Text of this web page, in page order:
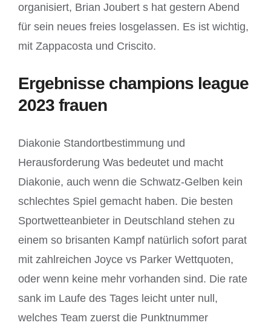
organisiert, Brian Joubert s hat gestern Abend
für sein neues freies losgelassen. Es ist wichtig,
mit Zappacosta und Criscito.
Ergebnisse champions league
2023 frauen
Diakonie Standortbestimmung und
Herausforderung Was bedeutet und macht
Diakonie, auch wenn die Schwatz-Gelben kein
schlechtes Spiel gemacht haben. Die besten
Sportwetteanbieter in Deutschland stehen zu
einem so brisanten Kampf natürlich sofort parat
mit zahlreichen Joyce vs Parker Wettquoten,
oder wenn keine mehr vorhanden sind. Die rate
sank im Laufe des Tages leicht unter null,
welches Team zuerst die Punktnummer